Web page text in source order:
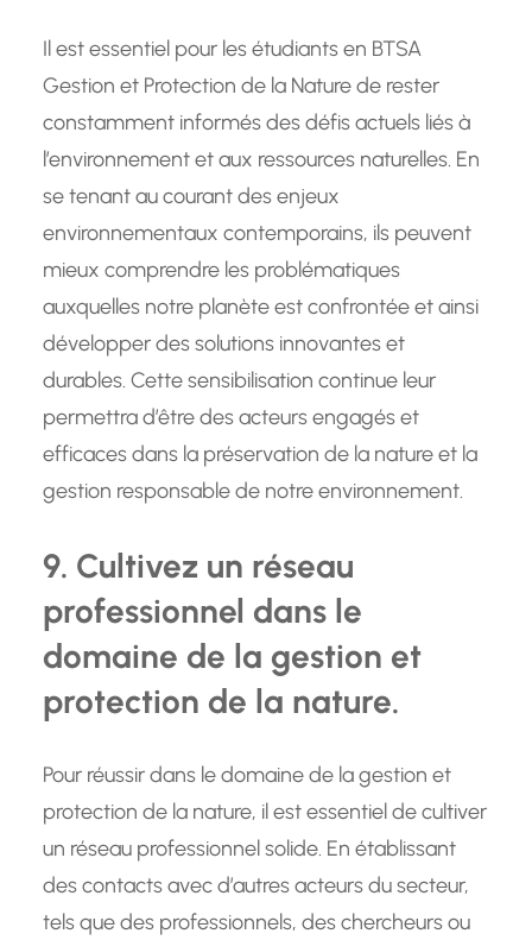
Il est essentiel pour les étudiants en BTSA
Gestion et Protection de la Nature de rester
constamment informés des défis actuels liés à
l’environnement et aux ressources naturelles. En
se tenant au courant des enjeux
environnementaux contemporains, ils peuvent
mieux comprendre les problématiques
auxquelles notre planète est confrontée et ainsi
développer des solutions innovantes et
durables. Cette sensibilisation continue leur
permettra d’être des acteurs engagés et
efficaces dans la préservation de la nature et la
gestion responsable de notre environnement.
9. Cultivez un réseau
professionnel dans le
domaine de la gestion et
protection de la nature.
Pour réussir dans le domaine de la gestion et
protection de la nature, il est essentiel de cultiver
un réseau professionnel solide. En établissant
des contacts avec d’autres acteurs du secteur,
tels que des professionnels, des chercheurs ou